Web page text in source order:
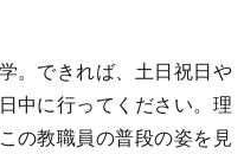
。できれば、土日祝日や
中に行ってください。理
の教職員の普段の姿を見